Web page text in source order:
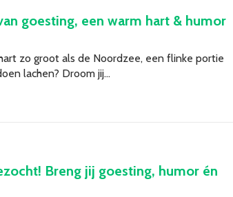
goesting, een warm hart & humor
zo groot als de Noordzee, een flinke portie
lachen? Droom jij…
Breng jij goesting, humor én